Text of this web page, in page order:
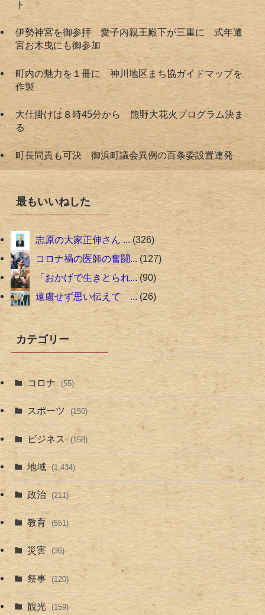
ト
伊勢神宮を御参拝 愛子内親王殿下が三重に 式年遷
宮お木曳にも御参加
町内の魅力を１冊に 神川地区まち協ガイドマップを
作製
大仕掛けは８時45分から 熊野大花火プログラム決ま
る
町長問責も可決 御浜町議会異例の百条委設置連発
最もいいねした
志原の大家正伸さん ... 326
コロナ禍の医師の奮闘... 127
「おかげで生きとられ... 90
遠慮せず思い伝えて ... 26
カテゴリー
コロナ (55)
スポーツ (150)
ビジネス (158)
地域 (1,434)
政治 (211)
教育 (551)
災害 (36)
祭事 (120)
観光 (159)